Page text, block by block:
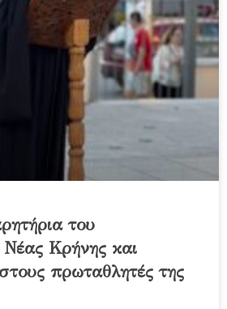
του
Κρήνης και
πρωταθλητές της